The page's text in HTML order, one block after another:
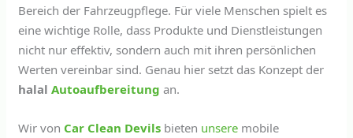
Bereich der Fahrzeugpflege. Für viele Menschen spielt es
eine wichtige Rolle, dass Produkte und Dienstleistungen
nicht nur effektiv, sondern auch mit ihren persönlichen
Werten vereinbar sind. Genau hier setzt das Konzept der
halalAutoaufbereitung an.
Wir von Car Clean Devils bieten unsere mobile